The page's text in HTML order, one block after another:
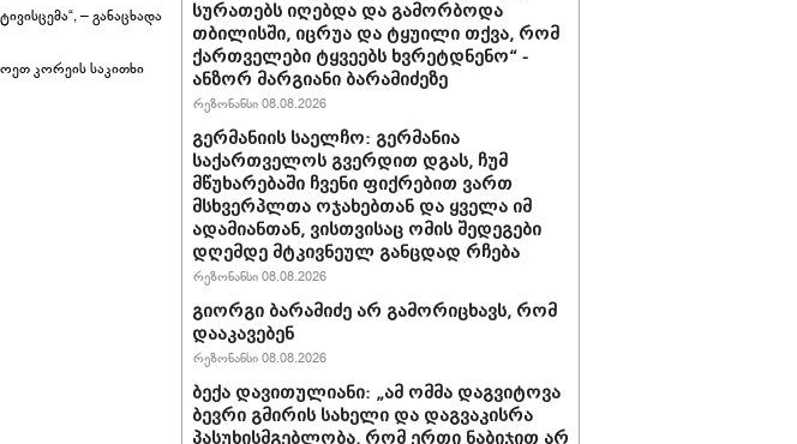
– განაცხადა
კორეის საკითხი
სურათებს იღებდა და გამორბოდა
თბილისში, იცრუა და ტყუილი თქვა, რომ
ქართველები ტყვეებს ხვრეტდნენო“ -
ანზორ მარგიანი ბარამიძეზე
რეზონანსი 08.08.2026
გერმანიის საელჩო: გერმანია
საქართველოს გვერდით დგას, ჩუმ
მწუხარებაში ჩვენი ფიქრებით ვართ
მსხვერპლთა ოჯახებთან და ყველა იმ
ადამიანთან, ვისთვისაც ომის შედეგები
დღემდე მტკივნეულ განცდად რჩება
რეზონანსი 08.08.2026
გიორგი ბარამიძე არ გამორიცხავს, რომ
დააკავებენ
რეზონანსი 08.08.2026
ბექა დავითულიანი: „ამ ომმა დაგვიტოვა
ბევრი გმირის სახელი და დაგვაკისრა
პასუხისმგებლობა, რომ ერთი ნაბიჯით არ